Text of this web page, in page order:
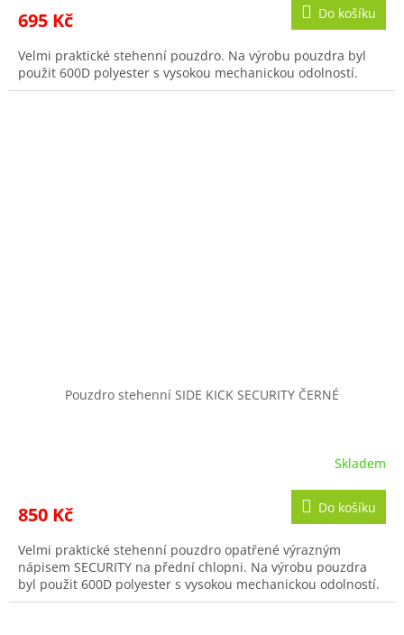
695 Kč Do košíku
Velmi praktické stehenní pouzdro. Na výrobu pouzdra byl
použit 600D polyester s vysokou mechanickou odolností.
Pouzdro stehenní SIDE KICK SECURITY ČERNÉ
Skladem
850 Kč Do košíku
Velmi praktické stehenní pouzdro opatřené výrazným
nápisem SECURITY na přední chlopni. Na výrobu pouzdra
byl použit 600D polyester s vysokou mechanickou odolností.